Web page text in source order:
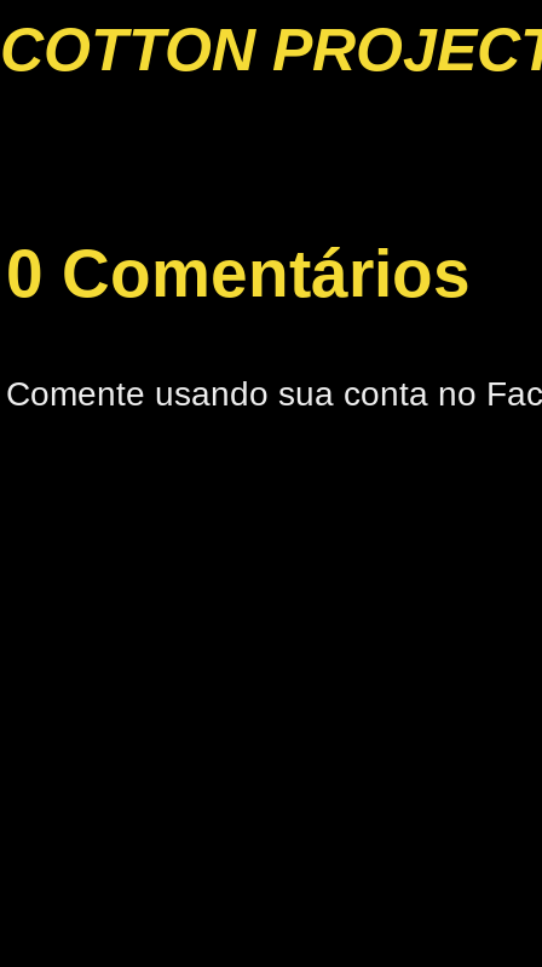
COTTON
0 Comentários
Comente usando sua conta no